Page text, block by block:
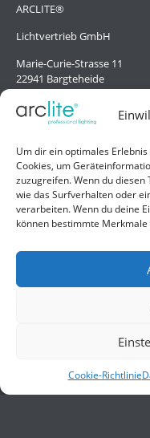
Um dir ein optimales
Cookies, um
zuzugreifen. Wenn du
wie das Surfverhalten oder
verarbeiten. Wenn du deine
können bestimmte
Cookie-Richtlinie
ARCLITE®
Lichtvertrieb GmbH
Marie-Curie-Strasse 11
22941 Bargteheide
Deutschland/Germany
Hilfe
Liefer- und
Kontakt